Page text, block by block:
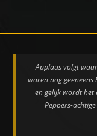
Applaus volgt
waren nog
en gelijk wordt het
Peppers-